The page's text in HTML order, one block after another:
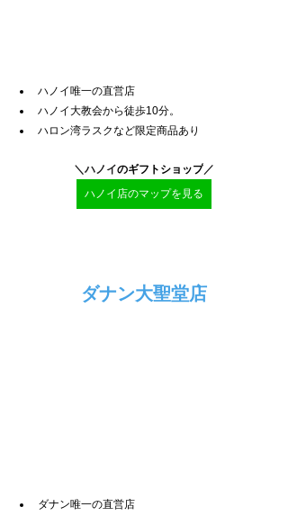
ハノイ唯一の直営店
ハノイ大教会から徒歩10分。
ハロン湾ラスクなど限定商品あり
＼ハノイのギフトショップ ／
ハノイ店のマップを見る
ダナン大聖堂店
ダナン唯一の直営店